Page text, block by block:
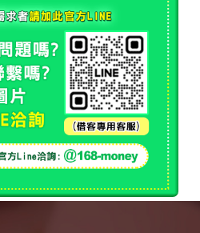
理技巧，才能既解決資金需
款不僅能應對突發需求，還能
與財務。
全方位指南
的城市，居民常會遇到資金短
教育支出，還是創業與投資，
。掌握借錢管道、利率、風險
要資金時不慌張，也能保障